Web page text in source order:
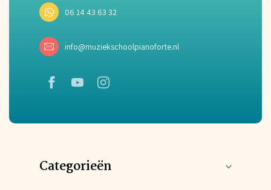
06 14 43 63 32
info@muziekschoolpianoforte.nl
Categorieën